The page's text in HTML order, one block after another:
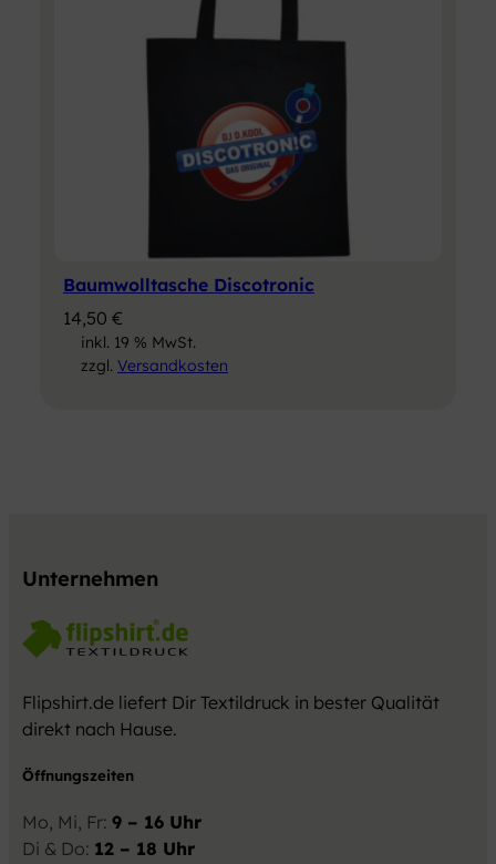
Baumwolltasche Discotronic
14,50 €
inkl. 19 % MwSt.
zzgl. Versandkosten
Unternehmen
Flipshirt.de liefert Dir Textildruck in bester Qualität
direkt nach Hause.
Öffnungszeiten
Mo, Mi, Fr: 9 – 16 Uhr
Di & Do: 12 – 18 Uhr